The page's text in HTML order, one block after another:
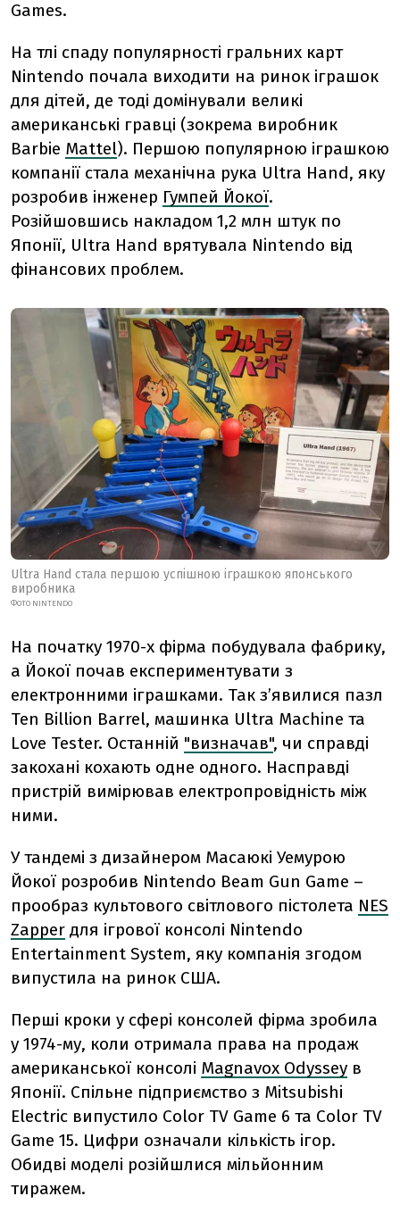
Games.
На тлі спаду популярності гральних карт
Nintendo почала виходити на ринок іграшок
для дітей, де тоді домінували великі
американські гравці (зокрема виробник
Barbie Mattel). Першою популярною іграшкою
компанії стала механічна рука Ultra Hand, яку
розробив інженер Гумпей Йокої.
Розійшовшись накладом 1,2 млн штук по
Японії, Ultra Hand врятувала Nintendo від
фінансових проблем.
Ultra Hand стала першою успішною іграшкою японського
виробника
ФОТО NINTENDO
На початку 1970-х фірма побудувала фабрику,
а Йокої почав експериментувати з
електронними іграшками. Так з’явилися пазл
Ten Billion Barrel, машинка Ultra Machine та
Love Tester. Останній "визначав", чи справді
закохані кохають одне одного. Насправді
пристрій вимірював електропровідність між
ними.
У тандемі з дизайнером Масаюкі Уемурою
Йокої розробив Nintendo Beam Gun Game –
прообраз культового світлового пістолета NES
Zapper для ігрової консолі Nintendo
Entertainment System, яку компанія згодом
випустила на ринок США.
Перші кроки у сфері консолей фірма зробила
у 1974-му, коли отримала права на продаж
американської консолі Magnavox Odyssey в
Японії. Спільне підприємство з Mitsubishi
Electric випустило Color TV Game 6 та Color TV
Game 15. Цифри означали кількість ігор.
Обидві моделі розійшлися мільйонним
тиражем.